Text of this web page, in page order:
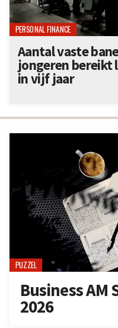
PUZZEL
Business AM
2026
PERSONAL FINANCE
Aantal vaste
jongeren bereikt
in vijf jaar